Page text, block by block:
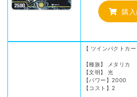
購入
【 ツインパクトカー
【種族】 メタリカ
【文明】 光
【パワー】2000
【コスト】2